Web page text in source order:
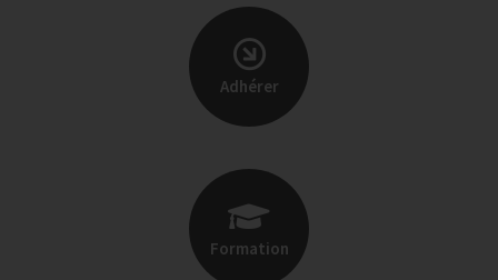
Adhérer
Formation